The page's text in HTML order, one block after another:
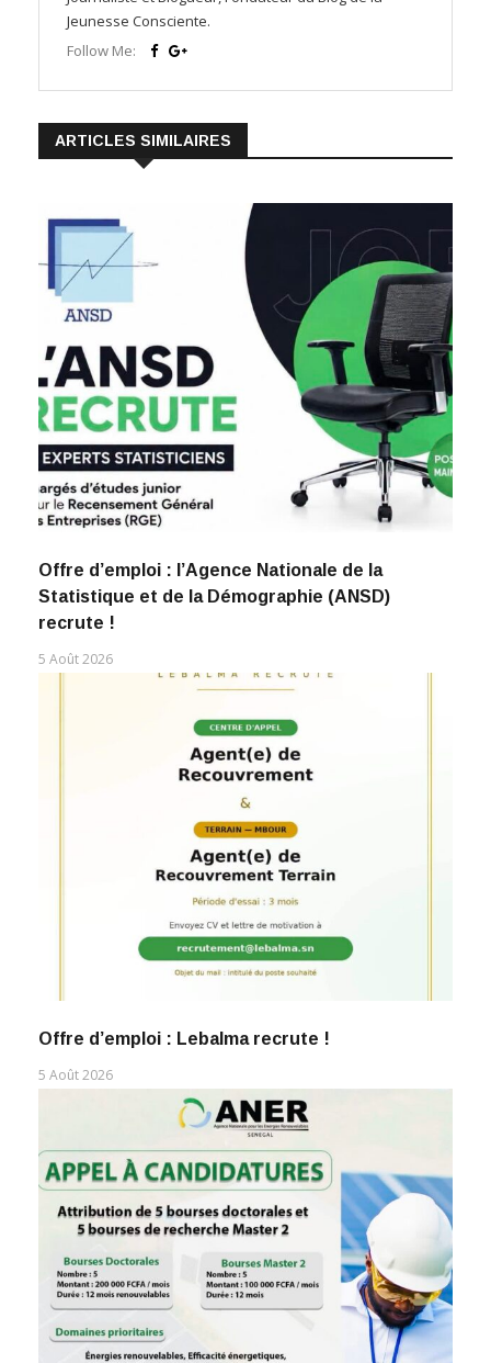
Jeunesse Consciente.
Follow Me:
ARTICLES SIMILAIRES
Offre d’emploi : l’Agence Nationale de la
Statistique et de la Démographie (ANSD)
recrute !
5 Août 2026
Offre d’emploi : Lebalma recrute !
5 Août 2026